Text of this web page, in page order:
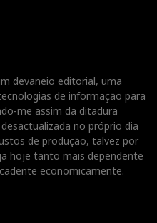
devaneio editorial, uma
de informação para
me assim da ditadura
no próprio dia
de produção, talvez por
hoje tanto mais dependente
economicamente.